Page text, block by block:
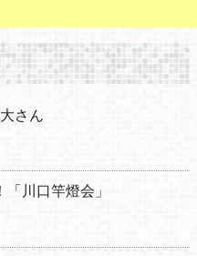
さん
川口竿燈会」